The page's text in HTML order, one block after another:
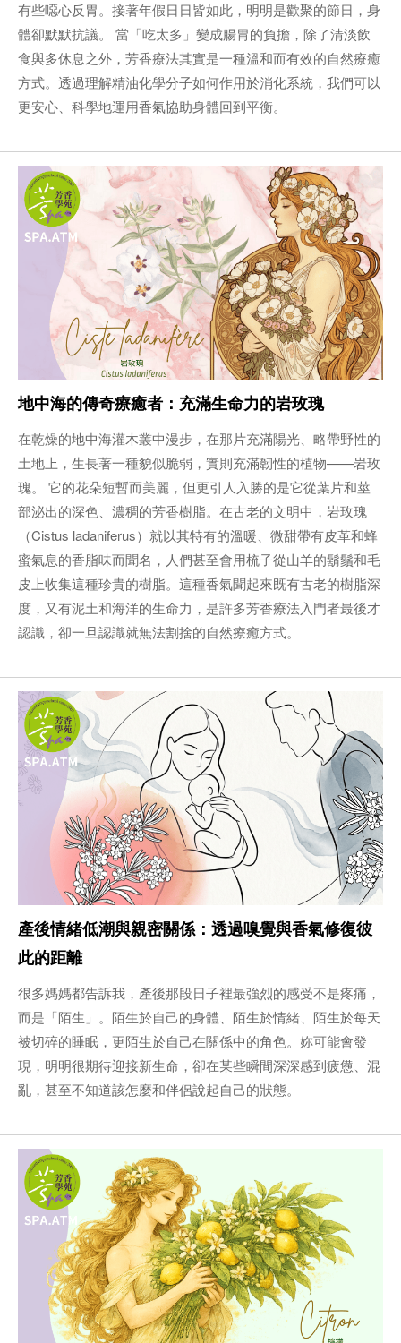
有些噁心反胃。接著年假日日皆如此，明明是歡聚的節日，身
體卻默默抗議。 當「吃太多」變成腸胃的負擔，除了清淡飲
食與多休息之外，芳香療法其實是一種溫和而有效的自然療癒
方式。透過理解精油化學分子如何作用於消化系統，我們可以
更安心、科學地運用香氣協助身體回到平衡。
地中海的傳奇療癒者：充滿生命力的岩玫瑰
在乾燥的地中海灌木叢中漫步，在那片充滿陽光、略帶野性的
土地上，生長著一種貌似脆弱，實則充滿韌性的植物——岩玫
瑰。 它的花朵短暫而美麗，但更引人入勝的是它從葉片和莖
部泌出的深色、濃稠的芳香樹脂。在古老的文明中，岩玫瑰
（Cistus ladaniferus）就以其特有的溫暖、微甜帶有皮革和蜂
蜜氣息的香脂味而聞名，人們甚至會用梳子從山羊的鬍鬚和毛
皮上收集這種珍貴的樹脂。這種香氣聞起來既有古老的樹脂深
度，又有泥土和海洋的生命力，是許多芳香療法入門者最後才
認識，卻一旦認識就無法割捨的自然療癒方式。
產後情緒低潮與親密關係：透過嗅覺與香氣修復彼
此的距離
很多媽媽都告訴我，產後那段日子裡最強烈的感受不是疼痛，
而是「陌生」。陌生於自己的身體、陌生於情緒、陌生於每天
被切碎的睡眠，更陌生於自己在關係中的角色。妳可能會發
現，明明很期待迎接新生命，卻在某些瞬間深深感到疲憊、混
亂，甚至不知道該怎麼和伴侶說起自己的狀態。